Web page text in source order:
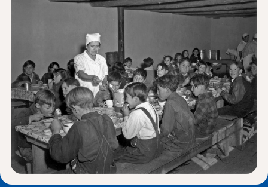
الأخبار و الأحداث
حول NHD
شارك